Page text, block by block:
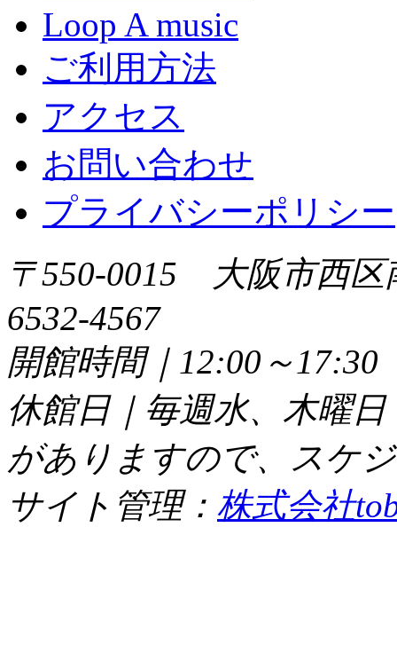
Loop A music
ご利用方法
アクセス
お問い合わせ
プライバシーポリシー
〒550-0015 大阪市西
6532-4567
開館時間｜12:00～
休館日｜毎週水、木曜
がありますので、スケ
サイト管理： 株式会社